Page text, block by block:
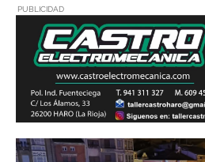
PUBLICIDAD